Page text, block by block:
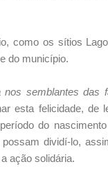
como os sítios
do município.
semblantes das
esta felicidade, de
do
dividí-lo,
ação solidária.